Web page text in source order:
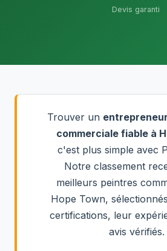
Devis garanti
Trouver un
commerciale fiable à
c'est plus simple avec
Notre classement
meilleurs peintres
Hope Town,
certifications, leur
avis vérifiés.